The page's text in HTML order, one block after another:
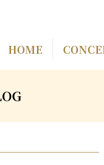
HOME